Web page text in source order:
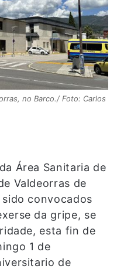
no Barco./ Foto: Carlos
Área Sanitaria de
Valdeorras de
convocados
da gripe, se
esta fin de
1 de
de